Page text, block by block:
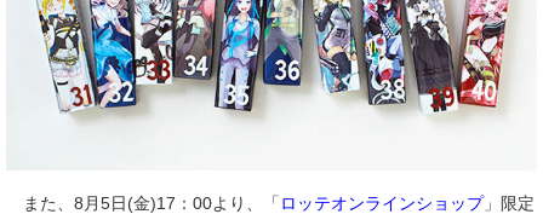
また、8月5日(金)17：00より、「 ロッテオンラインショップ」限定